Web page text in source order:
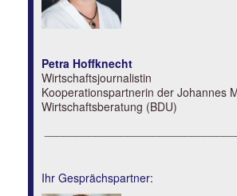
Petra Hoffknecht
Wirtschaftsjournalistin
Kooperationspartnerin der Johannes
Wirtschaftsberatung (BDU)
Ihr Gesprächspartner: